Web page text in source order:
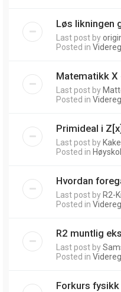
Løs likningen
Last post by
Posted in
Matematikk
Last post by
Posted in
Primideal i
Last post by
Posted in
Hvordan
Last post by R2-
Posted in
R2 muntlig
Last post by
Posted in
Forkurs